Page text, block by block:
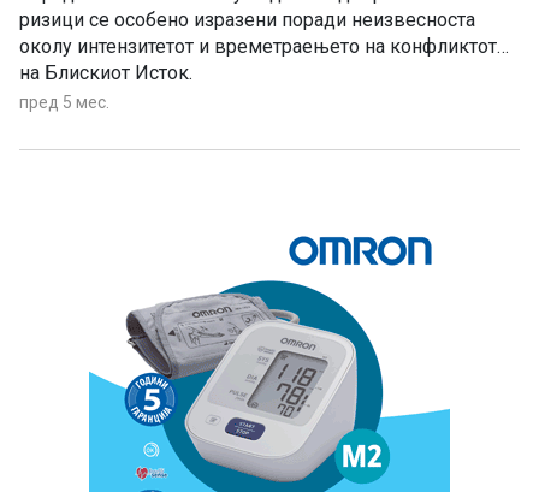
ризици се особено изразени поради неизвесноста
околу интензитетот и времетраењето на конфликтот
на Блискиот Исток.
пред 5 мес.